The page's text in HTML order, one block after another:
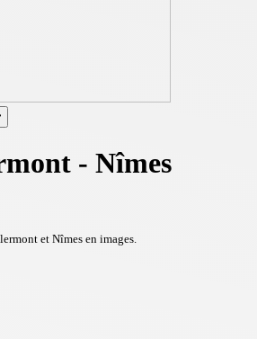
- Nîmes
et Nîmes en images.